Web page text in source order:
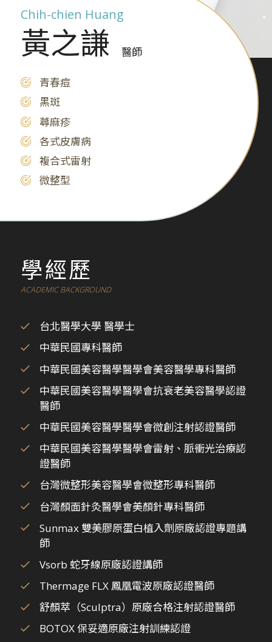
Chih-chien Huang
黃之謙 醫師
青春痘
黑斑
蕁麻疹
各式皮膚病
複合式雷射
微整型
學經歷
ACADEMIC BACKGROUND
台北醫學大學 醫學士
中華民國專科醫師
中華民國美容醫學醫學會美容醫學專科醫師
中華民國美容醫學醫學會抗衰老美容醫學認證
醫師
中華民國美容醫學醫學會微創注射認證醫師
中華民國美容醫學醫學會雷射、脈衝光治療認
證醫師
台灣微整形美容醫學會微整形專科醫師
台灣顏面針灸醫學會美顏針專科醫師
Sunmax 雙美膠原蛋白植入劑原廠認證專題講
師
Vsorb 蛇牙線原廠認證講師
Thermage FLX 鳳凰電波原廠認證醫師
舒顏萃（Sculptra）原廠合格注射認證醫師
BOTOX 保妥適原廠注射訓練認證